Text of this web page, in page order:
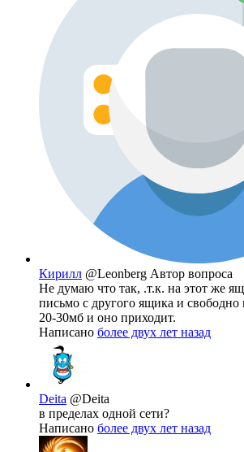
Кирилл @Leonberg Автор вопроса
Не думаю что так, .т.к. на этот же
письмо с другого ящика и
20-30мб и оно приходит.
Написано более двух лет назад
Deita @Deita
в пределах одной сети?
Написано более двух лет назад